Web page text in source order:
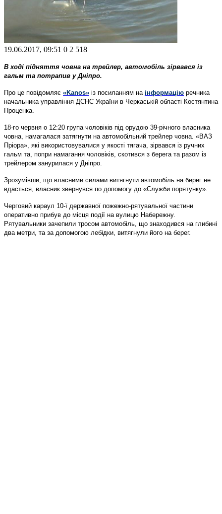
19.06.2017, 09:51 0 2 518
В ході підняття човна на трейлер, автомобіль зірвався із
гальм та потрапив у Дніпро.
Про це повідомляє «Kanos» із посиланням на інформацію речника
начальника управління ДСНС України в Черкаській області Костянтина
Проценка.
18-го червня о 12:20 група чоловіків під орудою 39-річного власника
човна, намагалася затягнути на автомобільний трейлер човна. «ВАЗ
Пріора», які використовувалися у якості тягача, зірвався із ручних
гальм та, попри намагання чоловіків, скотився з берега та разом із
трейлером занурилася у Дніпро.
Зрозумівши, що власними силами витягнути автомобіль на берег не
вдасться, власник звернувся по допомогу до «Служби порятунку».
Черговий караул 10-ї державної пожежно-рятувальної частини
оперативно прибув до місця події на вулицю Набережну.
Рятувальники зачепили тросом автомобіль, що знаходився на глибині
два метри, та за допомогою лебідки, витягнули його на берег.